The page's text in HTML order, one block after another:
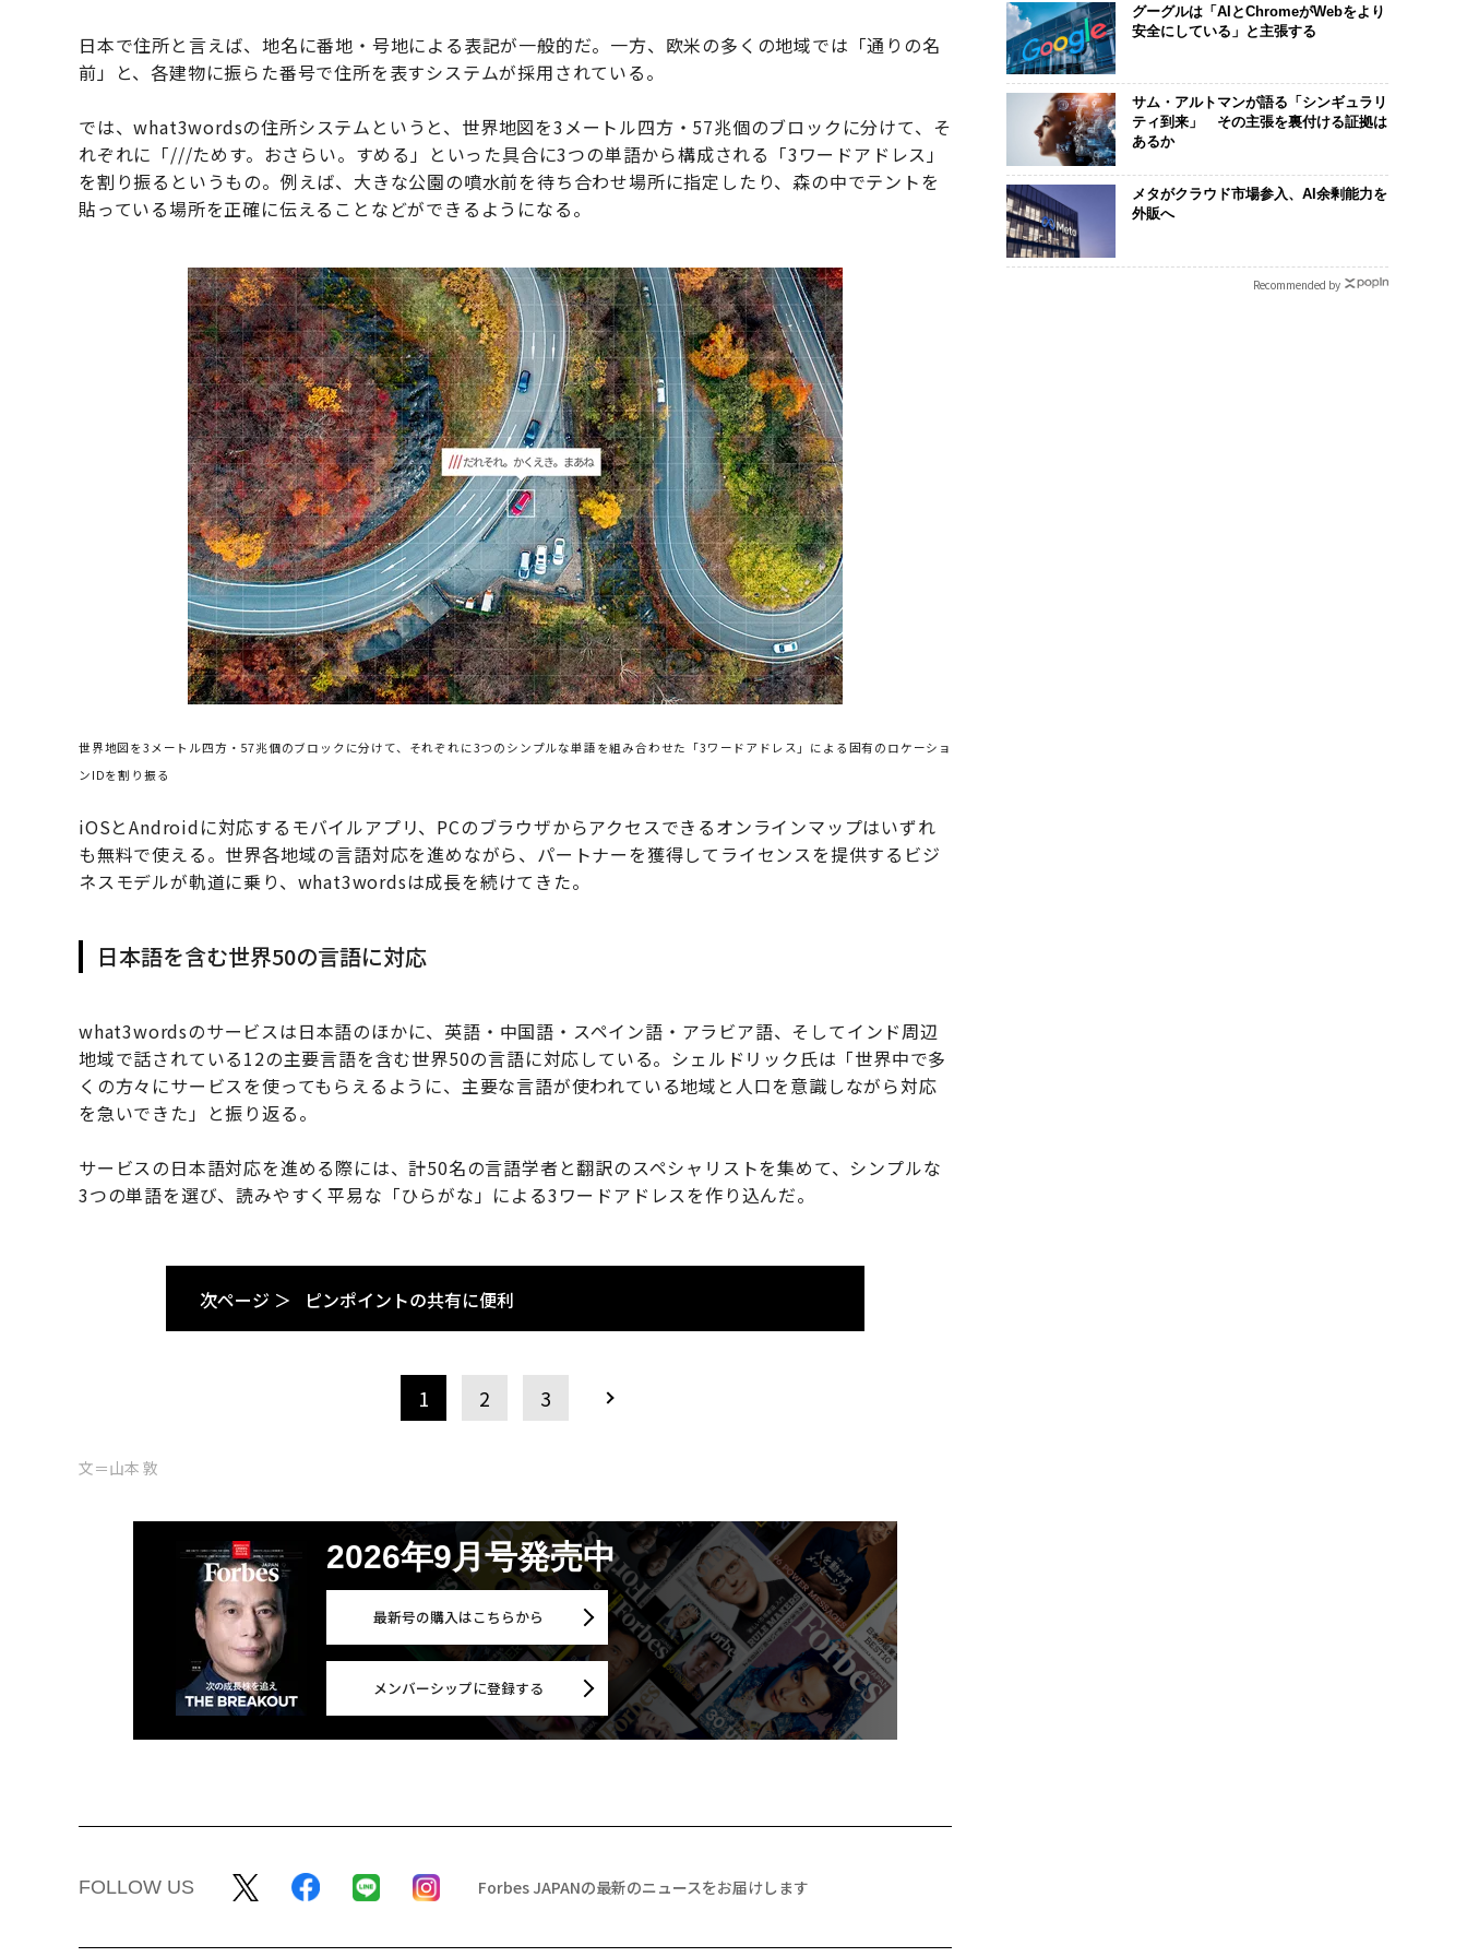
日本で住所と言えば、地名に番地・号地による表記が一般的だ。一方、欧米の多くの地域では「通りの名
前」と、各建物に振らた番号で住所を表すシステムが採用されている。
では、what3wordsの住所システムというと、世界地図を3メートル四方・57兆個のブロックに分けて、そ
れぞれに「///ためす。おさらい。すめる」といった具合に3つの単語から構成される「3ワードアドレス」
を割り振るというもの。例えば、大きな公園の噴水前を待ち合わせ場所に指定したり、森の中でテントを
貼っている場所を正確に伝えることなどができるようになる。
世界地図を3メートル四方・57兆個のブロックに分けて、それぞれに3つのシンプルな単語を組み合わせた「3ワードアドレス」による固有のロケーショ
ンIDを割り振る
iOSとAndroidに対応するモバイルアプリ、PCのブラウザからアクセスできるオンラインマップはいずれ
も無料で使える。世界各地域の言語対応を進めながら、パートナーを獲得してライセンスを提供するビジ
ネスモデルが軌道に乗り、what3wordsは成長を続けてきた。
日本語を含む世界50の言語に対応
what3wordsのサービスは日本語のほかに、英語・中国語・スペイン語・アラビア語、そしてインド周辺
地域で話されている12の主要言語を含む世界50の言語に対応している。シェルドリック氏は「世界中で多
くの方々にサービスを使ってもらえるように、主要な言語が使われている地域と人口を意識しながら対応
を急いできた」と振り返る。
サービスの日本語対応を進める際には、計50名の言語学者と翻訳のスペシャリストを集めて、シンプルな
3つの単語を選び、読みやすく平易な「ひらがな」による3ワードアドレスを作り込んだ。
次ページ ＞ ピンポイントの共有に便利
1 2 3
文＝山本 敦
2026年9月号発売中
最新号の購入はこちらから
メンバーシップに登録する
FOLLOW US Forbes JAPANの最新のニュースをお届けします
グーグルは「AIとChromeがWebをより
安全にしている」と主張する
サム・アルトマンが語る「シンギュラリ
ティ到来」 その主張を裏付ける証拠は
あるか
メタがクラウド市場参入、AI余剰能力を
外販へ
Recommended by